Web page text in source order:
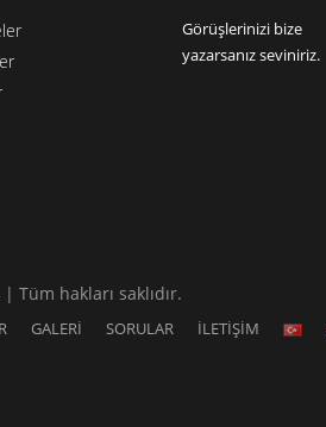
Görüşlerinizi bize
yazarsanız seviniriz.
Tüm hakları saklıdır.
GALERİ SORULAR İLETİŞİM